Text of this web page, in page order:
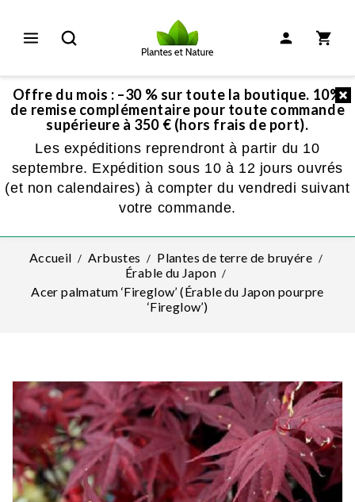
Offre du mois : –30 % sur toute la boutique. 10%
de remise complémentaire pour toute commande
supérieure à 350 € (hors frais de port).
Les expéditions reprendront à partir du 10
septembre. Expédition sous 10 à 12 jours ouvrés
(et non calendaires) à compter du vendredi suivant
votre commande.
Accueil Arbustes
Plantes de terre de bruyére
Érable du Japon
Acer palmatum ‘Fireglow’ (Érable du Japon pourpre
‘Fireglow’)